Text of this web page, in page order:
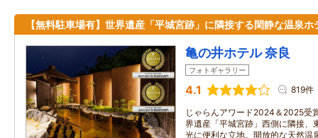
【無料駐車場有】世界遺産「平城宮跡」に隣接する閑静な温泉ホ
亀の井ホテル 奈良
フォトギャラリー
4.1 819件
じゃらんアワード2024＆2025受
界遺産「平城宮跡」西側に隣接、
光に便利な立地。開放的な天然温